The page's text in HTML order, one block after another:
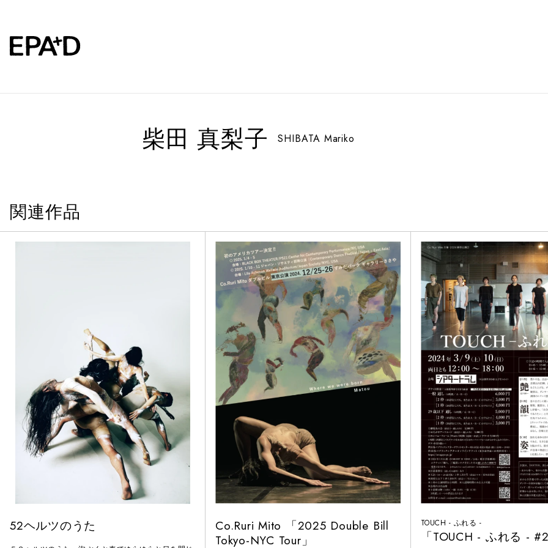
柴田 真梨子 SHIBATA Mariko
関連作品
52ヘルツのうた
Co.Ruri Mito 「2025 Double Bill
Tokyo-NYC Tour」
TOUCH - ふれる -
「TOUCH - ふれる -